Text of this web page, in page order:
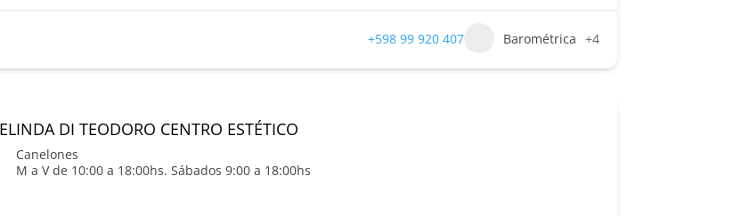
+598 99 920 407 Barométrica +4
DI TEODORO CENTRO ESTÉTICO
Canelones
M a V de 10:00 a 18:00hs. Sábados 9:00 a 18:00hs